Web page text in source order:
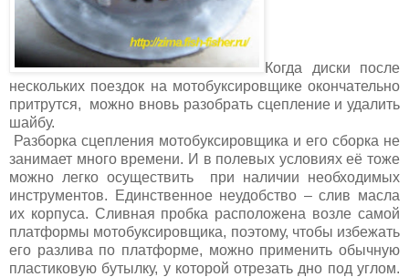
Когда диски после
нескольких поездок на мотобуксировщике окончательно
притрутся, можно вновь разобрать сцепление и удалить
шайбу.
Разборка сцепления мотобуксировщика и его сборка не
занимает много времени. И в полевых условиях её тоже
можно легко осуществить при наличии необходимых
инструментов. Единственное неудобство – слив масла
их корпуса. Сливная пробка расположена возле самой
платформы мотобуксировщика, поэтому, чтобы избежать
его разлива по платформе, можно применить обычную
пластиковую бутылку, у которой отрезать дно под углом.